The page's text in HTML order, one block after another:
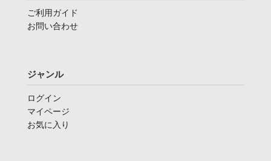
ご利用ガイド
お問い合わせ
ジャンル
ログイン
マイページ
お気に入り